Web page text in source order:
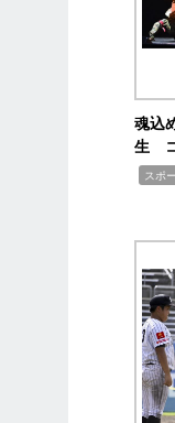
魂込
生 コ
スポ